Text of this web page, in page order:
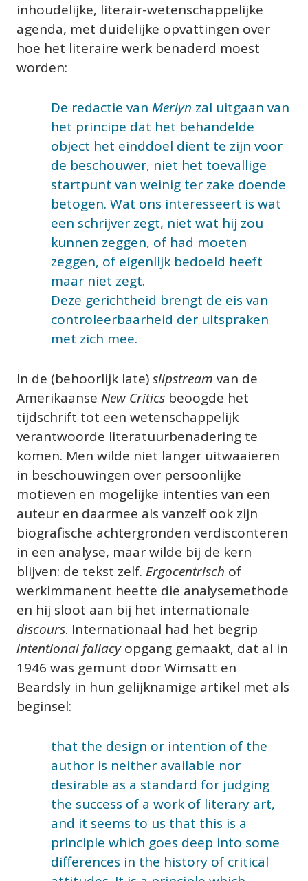
inhoudelijke, literair-wetenschappelijke
agenda, met duidelijke opvattingen over
hoe het literaire werk benaderd moest
worden:
De redactie van Merlyn zal uitgaan van
het principe dat het behandelde
object het einddoel dient te zijn voor
de beschouwer, niet het toevallige
startpunt van weinig ter zake doende
betogen. Wat ons interesseert is wat
een schrijver zegt, niet wat hij zou
kunnen zeggen, of had moeten
zeggen, of eígenlijk bedoeld heeft
maar niet zegt.
Deze gerichtheid brengt de eis van
controleerbaarheid der uitspraken
met zich mee.
In de (behoorlijk late) slipstream van de
Amerikaanse New Critics beoogde het
tijdschrift tot een wetenschappelijk
verantwoorde literatuurbenadering te
komen. Men wilde niet langer uitwaaieren
in beschouwingen over persoonlijke
motieven en mogelijke intenties van een
auteur en daarmee als vanzelf ook zijn
biografische achtergronden verdisconteren
in een analyse, maar wilde bij de kern
blijven: de tekst zelf. Ergocentrisch of
werkimmanent heette die analysemethode
discours
intentional fallacy opgang gemaakt, dat al in
1946 was gemunt door Wimsatt en
Beardsly in hun gelijknamige artikel met als
beginsel:
that the design or intention of the
author is neither available nor
desirable as a standard for judging
the success of a work of literary art,
and it seems to us that this is a
principle which goes deep into some
differences in the history of critical